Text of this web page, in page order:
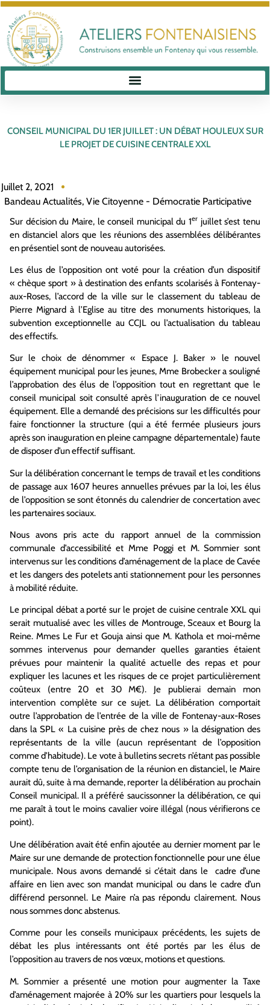
CONSEIL MUNICIPAL DU 1ER JUILLET : UN DÉBAT HOULEUX SUR
LE PROJET DE CUISINE CENTRALE XXL
Juillet 2, 2021
Bandeau Actualités, Vie Citoyenne - Démocratie Participative
Sur décision du Maire, le conseil municipal du 1er juillet s’est tenu
en distanciel alors que les réunions des assemblées délibérantes
en présentiel sont de nouveau autorisées.
Les élus de l’opposition ont voté pour la création d’un dispositif
« chèque sport » à destination des enfants scolarisés à Fontenay-
aux-Roses, l’accord de la ville sur le classement du tableau de
Pierre Mignard à l’Eglise au titre des monuments historiques, la
subvention exceptionnelle au CCJL ou l’actualisation du tableau
des effectifs.
Sur le choix de dénommer « Espace J. Baker » le nouvel
équipement municipal pour les jeunes, Mme Brobecker a souligné
l’approbation des élus de l’opposition tout en regrettant que le
conseil municipal soit consulté après l’inauguration de ce nouvel
équipement. Elle a demandé des précisions sur les difficultés pour
faire fonctionner la structure (qui a été fermée plusieurs jours
après son inauguration en pleine campagne départementale) faute
de disposer d’un effectif suffisant.
Sur la délibération concernant le temps de travail et les conditions
de passage aux 1607 heures annuelles prévues par la loi, les élus
de l’opposition se sont étonnés du calendrier de concertation avec
les partenaires sociaux.
Nous avons pris acte du rapport annuel de la commission
communale d’accessibilité et Mme Poggi et M. Sommier sont
intervenus sur les conditions d’aménagement de la place de Cavée
et les dangers des potelets anti stationnement pour les personnes
à mobilité réduite.
Le principal débat a porté sur le projet de cuisine centrale XXL qui
serait mutualisé avec les villes de Montrouge, Sceaux et Bourg la
Reine. Mmes Le Fur et Gouja ainsi que M. Kathola et moi-même
sommes intervenus pour demander quelles garanties étaient
prévues pour maintenir la qualité actuelle des repas et pour
expliquer les lacunes et les risques de ce projet particulièrement
coûteux (entre 20 et 30 M€). Je publierai demain mon
intervention complète sur ce sujet. La délibération comportait
outre l’approbation de l’entrée de la ville de Fontenay-aux-Roses
dans la SPL « La cuisine près de chez nous » la désignation des
représentants de la ville (aucun représentant de l’opposition
comme d’habitude). Le vote à bulletins secrets n’étant pas possible
compte tenu de l’organisation de la réunion en distanciel, le Maire
aurait dû, suite à ma demande, reporter la délibération au prochain
Conseil municipal. Il a préféré saucissonner la délibération, ce qui
me paraît à tout le moins cavalier voire illégal (nous vérifierons ce
point).
Une délibération avait été enfin ajoutée au dernier moment par le
Maire sur une demande de protection fonctionnelle pour une élue
municipale. Nous avons demandé si c’était dans le cadre d’une
affaire en lien avec son mandat municipal ou dans le cadre d’un
différend personnel. Le Maire n’a pas répondu clairement. Nous
nous sommes donc abstenus.
Comme pour les conseils municipaux précédents, les sujets de
débat les plus intéressants ont été portés par les élus de
l’opposition au travers de nos vœux, motions et questions.
M. Sommier a présenté une motion pour augmenter la Taxe
d’aménagement majorée à 20% sur les quartiers pour lesquels la